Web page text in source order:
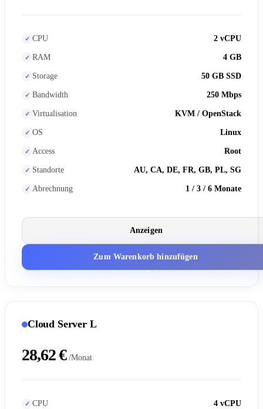
CPU 2 vCPU
RAM 4 GB
Storage 50 GB SSD
Bandwidth 250 Mbps
Virtualisation KVM / OpenStack
OS Linux
Access Root
Standorte AU, CA, DE, FR, GB, PL, SG
Abrechnung 1 / 3 / 6 Monate
Anzeigen
Zum Warenkorb hinzufügen
Cloud Server L
28,62 € /Monat
CPU 4 vCPU